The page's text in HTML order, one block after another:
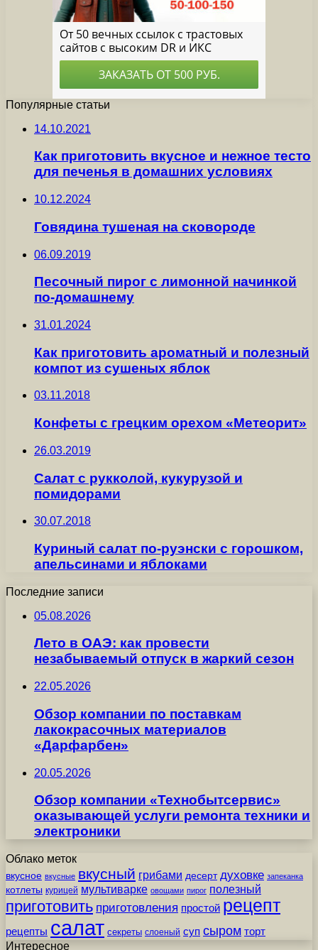
Популярные статьи
14.10.2021
Как приготовить вкусное и нежное тесто
для печенья в домашних условиях
10.12.2024
Говядина тушеная на сковороде
06.09.2019
Песочный пирог с лимонной начинкой
по-домашнему
31.01.2024
Как приготовить ароматный и полезный
компот из сушеных яблок
03.11.2018
Конфеты с грецким орехом «Метеорит»
26.03.2019
Салат с рукколой, кукурузой и
помидорами
30.07.2018
Куриный салат по-руэнски с горошком,
апельсинами и яблоками
Последние записи
05.08.2026
Лето в ОАЭ: как провести
незабываемый отпуск в жаркий сезон
22.05.2026
Обзор компании по поставкам
лакокрасочных материалов
«Дарфарбен»
20.05.2026
Обзор компании «Технобытсервис»
оказывающей услуги ремонта техники и
электроники
Облако меток
вкусное вкусные вкусный грибами десерт духовке запеканка
котлеты курицей мультиварке овощами пирог полезный
приготовить приготовления простой рецепт
рецепты салат секреты слоеный суп сыром торт
Интересное